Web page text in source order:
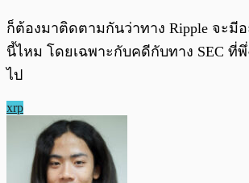
ก็ต้องมาติดตามกันว่าทาง Ripple จะมีอ
นี้ไหม โดยเฉพาะกับคดีกับทาง SEC ที่
ไป
xrp